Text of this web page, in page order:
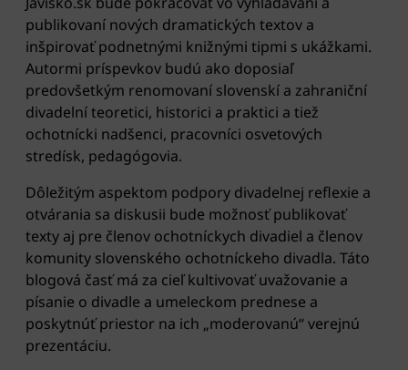
publikovaní nových dramatických textov a
inšpirovať podnetnými knižnými tipmi s ukážkami.
Autormi príspevkov budú ako doposiaľ
predovšetkým renomovaní slovenskí a zahraniční
divadelní teoretici, historici a praktici a tiež
ochotnícki nadšenci, pracovníci osvetových
stredísk, pedagógovia.
Dôležitým aspektom podpory divadelnej reflexie a
otvárania sa diskusii bude možnosť publikovať
texty aj pre členov ochotníckych divadiel a členov
komunity slovenského ochotníckeho divadla. Táto
blogová časť má za cieľ kultivovať uvažovanie a
písanie o divadle a umeleckom prednese a
poskytnúť priestor na ich „moderovanú“ verejnú
prezentáciu.